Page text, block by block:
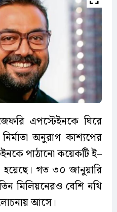
এপস্টেইনকে ঘিরে
অনুরাগ কাশ্যপের
পাঠানো কয়েকটি ই–
গত ৩০ জানুয়ারি
তিন মিলিয়নেরও বেশি নথি
আসে।